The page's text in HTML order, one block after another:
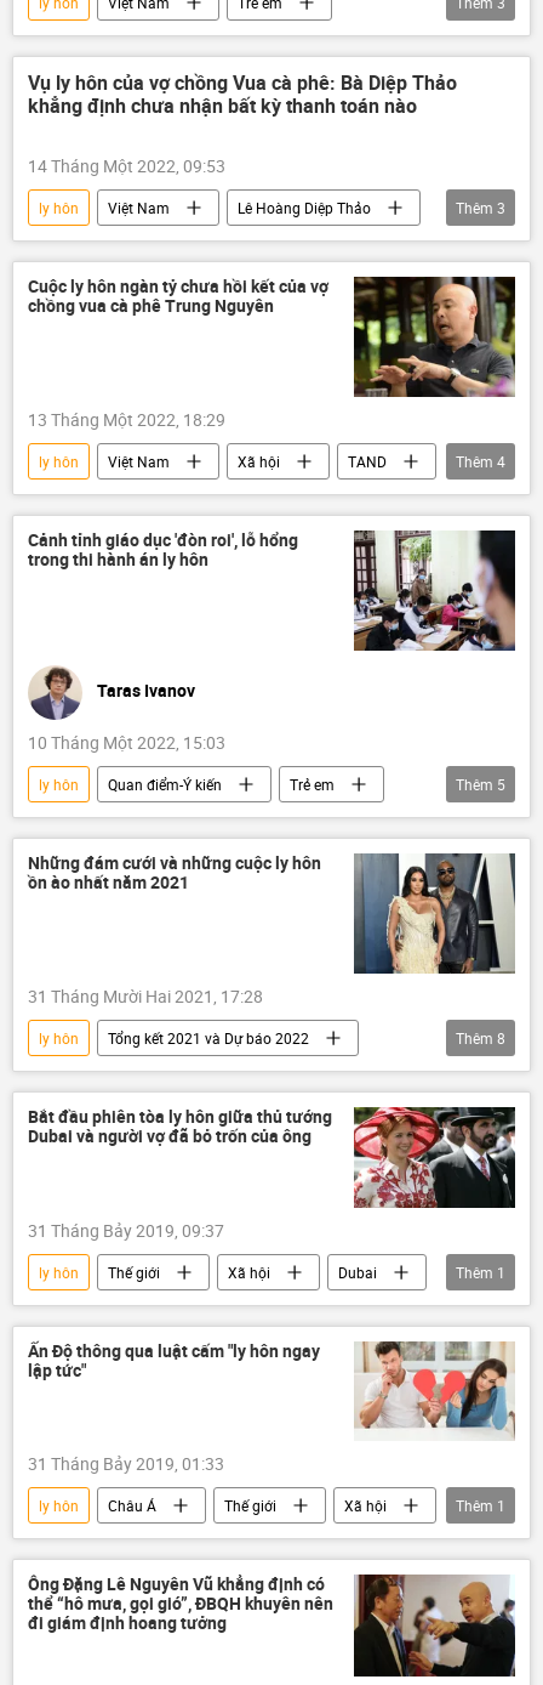
Bộ Công an Việt Nam
điều tra
Bạo hành
Vụ ly hôn của vợ chồng Vua cà phê: Bà Diệp Thảo
khẳng định chưa nhận bất kỳ thanh toán nào
14 Tháng Một 2022, 09:53
ly hôn Việt Nam
Lê Hoàng Diệp Thảo
Đặng Lê Nguyên Vũ
Tập đoàn Trung Nguyên
Tòa án Nhân dân Tối cao
Thêm 3
Cuộc ly hôn ngàn tỷ chưa hồi kết của vợ
chồng vua cà phê Trung Nguyên
13 Tháng Một 2022, 18:29
ly hôn Việt Nam Xã hội
TAND
VKSND Tối cao
Lê Hoàng Diệp Thảo
Trung Nguyên Coffee
Đặng Lê Nguyên Vũ
Thêm 4
Cảnh tỉnh giáo dục 'đòn roi', lỗ hổng
trong thi hành án ly hôn
Taras Ivanov
10 Tháng Một 2022, 15:03
ly hôn Quan điểm-Ý kiến
Trẻ em
Bạo hành
luật sư
Cục Thi hành án dân sự
Pháp luật
Tác giả
Thêm 5
Những đám cưới và những cuộc ly hôn
ồn ào nhất năm 2021
31 Tháng Mười Hai 2021, 17:28
ly hôn
Tổng kết 2021 và Dự báo 2022
Xã hội
Giải trí
Kanye West
Jennifer Lopez
Kim Kardashian
Bill Gates
Ariana Grande
Thêm 8
Bắt đầu phiên tòa ly hôn giữa thủ tướng
Dubai và người vợ đã bỏ trốn của ông
31 Tháng Bảy 2019, 09:37
ly hôn Thế giới Xã hội
Dubai
bỏ trốn
Thêm 1
Ấn Độ thông qua luật cấm "ly hôn ngay
lập tức"
31 Tháng Bảy 2019, 01:33
ly hôn Châu Á Thế giới
Xã hội
Ấn Độ
Thêm 1
Ông Đặng Lê Nguyên Vũ khẳng định có
thể “hô mưa, gọi gió”, ĐBQH khuyên nên
đi giám định hoang tưởng